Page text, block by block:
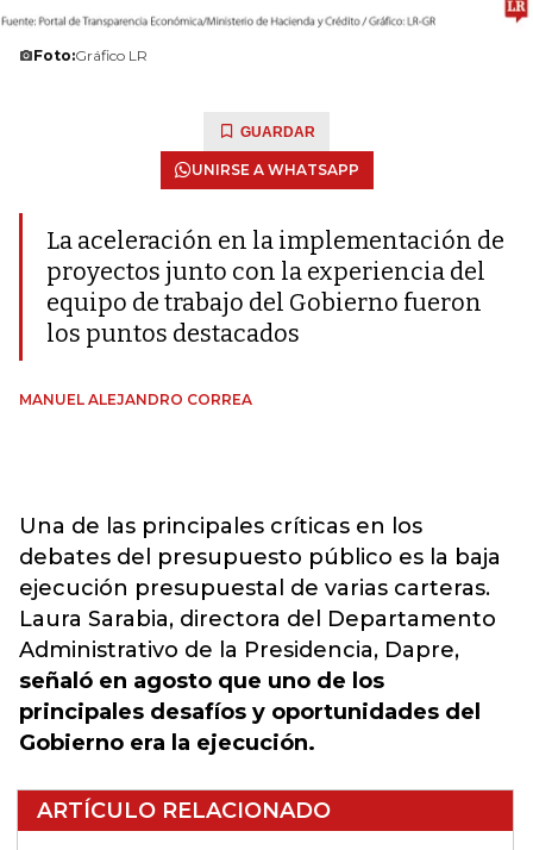
Foto:Gráfico LR
GUARDAR
UNIRSE A WHATSAPP
La aceleración en la implementación de
proyectos junto con la experiencia del
equipo de trabajo del Gobierno fueron
los puntos destacados
MANUEL ALEJANDRO CORREA
Una de las principales críticas en los
debates del presupuesto público es la baja
ejecución presupuestal de varias carteras.
Laura Sarabia, directora del Departamento
Administrativo de la Presidencia, Dapre,
señaló en agosto que uno de los
principales desafíos y oportunidades del
Gobierno era la ejecución.
ARTÍCULO RELACIONADO